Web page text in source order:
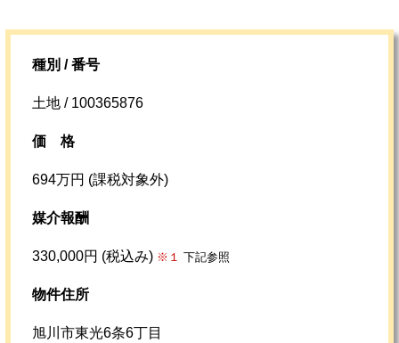
種別 / 番号
土地 / 100365876
価格
694万円 (課税対象外)
媒介報酬
330,000円 (税込み) ※１ 下記参照
物件住所
旭川市東光6条6丁目